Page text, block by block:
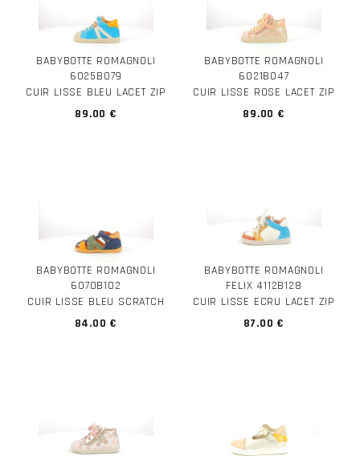
BABYBOTTE ROMAGNOLI
6025B079
CUIR LISSE BLEU LACET ZIP
89.00 €
BABYBOTTE ROMAGNOLI
6021B047
CUIR LISSE ROSE LACET ZIP
89.00 €
BABYBOTTE ROMAGNOLI
6070B102
CUIR LISSE BLEU SCRATCH
84.00 €
BABYBOTTE ROMAGNOLI
FELIX 4112B128
CUIR LISSE ECRU LACET ZIP
87.00 €